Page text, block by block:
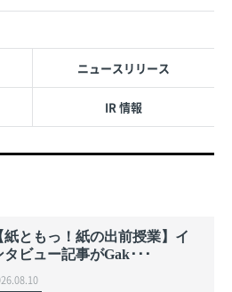
ニュースリリース
IR 情報
紙ともっ！紙の出前授業】イ
タビュー記事がGak･･･